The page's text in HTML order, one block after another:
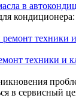
в
техники и
в сервисный